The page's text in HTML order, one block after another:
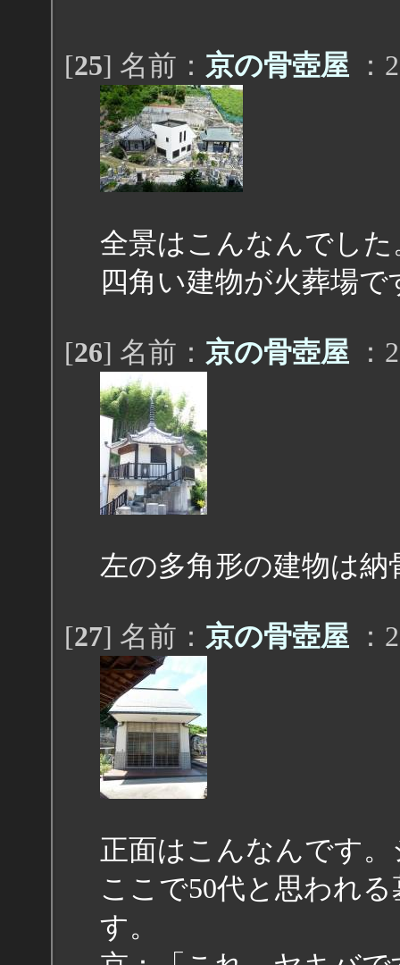
[25] 名前： 京の骨壺屋 ：
全景はこんなんでし
四角い建物が火葬場で
[26] 名前： 京の骨壺屋 ：
左の多角形の建物は納
[27] 名前： 京の骨壺屋 ：
正面はこんなんです
ここで50代と思われ
す。